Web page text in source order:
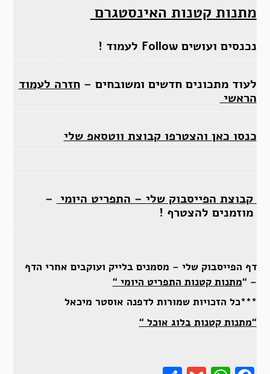
מתנות קטנות האינסטגרם
נכנסים ועושים Follow לעמוד !
לעוד מתכונים חדשים ומשובחים –חזרה לעמוד
הראשי
כנסו כאן והצטרפו קבוצת ווטסאפ שלי
קבוצת הפייסבוק שלי – התפריט היומי –
מוזמנים להצטרף !
דף הפייסבוק שלי – מסמנים בלייק ועוקבים אחרי הדף
– “מתנות קטנות התפריט היומי “
***כל הזכויות שמורות לדפנה אוסטר מיכאל
“מתנות קטנות בלוג אוכל “